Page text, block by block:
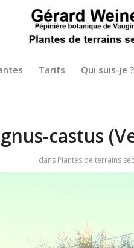
Tarifs Qui suis-je ?
castus
dans Plantes de terrains